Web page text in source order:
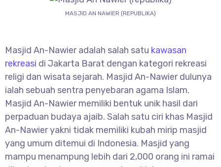
MASJID AN NAWIER (REPUBLIKA)
Masjid An-Nawier adalah salah satu kawasan
rekreasi di Jakarta Barat dengan kategori rekreasi
religi dan wisata sejarah. Masjid An-Nawier dulunya
ialah sebuah sentra penyebaran agama Islam.
Masjid An-Nawier memiliki bentuk unik hasil dari
perpaduan budaya ajaib. Salah satu ciri khas Masjid
An-Nawier yakni tidak memiliki kubah mirip masjid
yang umum ditemui di Indonesia. Masjid yang
mampu menampung lebih dari 2,000 orang ini ramai